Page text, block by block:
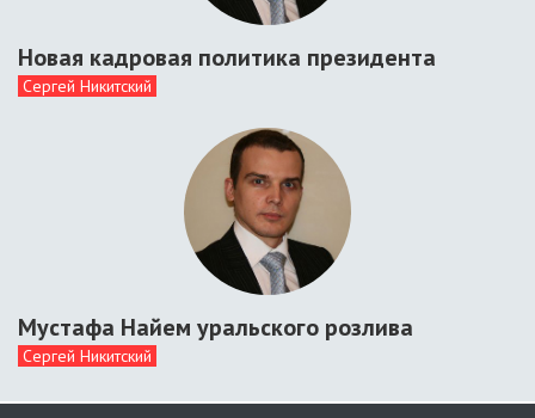
Новая кадровая политика президента
Сергей Никитский
Мустафа Найем уральского розлива
Сергей Никитский